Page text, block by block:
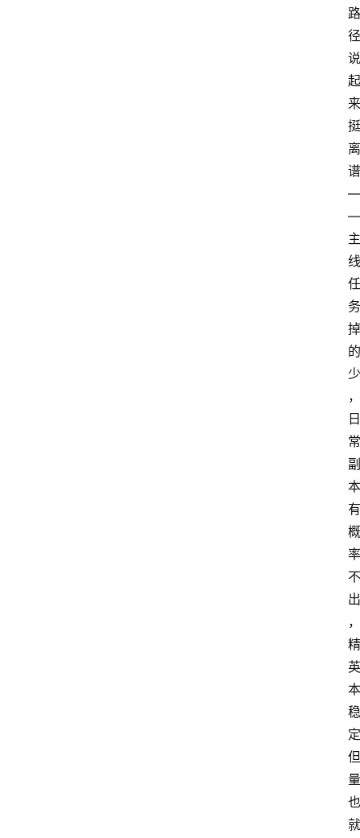
路
径
说
起
来
挺
离
谱
—
—
主
线
任
务
掉
的
少
，
日
常
副
本
有
概
率
不
出
，
精
英
本
稳
定
但
量
也
就